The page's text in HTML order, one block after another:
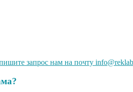
запрос нам на почту